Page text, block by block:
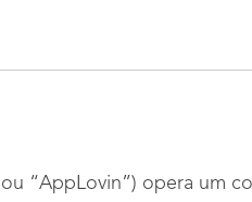
“AppLovin”) opera um